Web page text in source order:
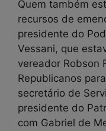
Quem também
recursos de
presidente do
Vessani, que
vereador Robson
Republicanos
secretário de
presidente do
com Gabriel de